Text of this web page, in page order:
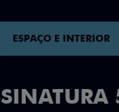
ESPAÇO E INTERIOR
QUE